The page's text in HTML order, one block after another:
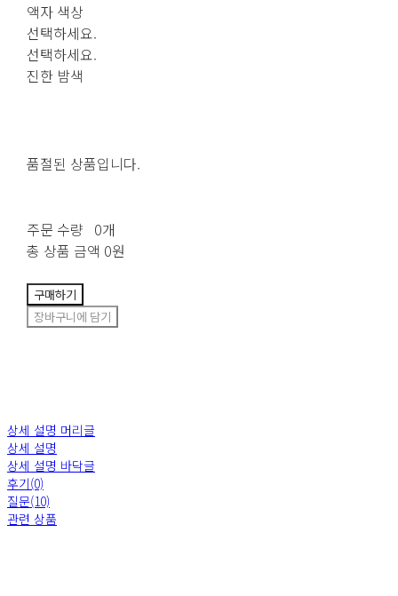
액자 색상
선택하세요.
선택하세요.
진한 밤색
품절된 상품입니다.
주문 수량 0개
총 상품 금액 0원
구매하기
장바구니에 담기
상세 설명 머리글
상세 설명
상세 설명 바닥글
후기(0)
질문(10)
관련 상품